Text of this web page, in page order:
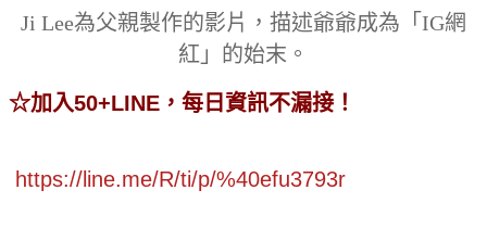
Ji Lee為父親製作的影片，描述爺爺成為「IG網
紅」的始末。
☆加入50+LINE，每日資訊不漏接！
https://line.me/R/ti/p/%40efu3793r